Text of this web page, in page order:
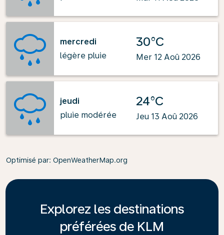
mercredi
légère pluie
30°C
Mer 12 Aoû 2026
jeudi
pluie modérée
24°C
Jeu 13 Aoû 2026
Optimisé par: OpenWeatherMap.org
Explorez les destinations
préférées de KLM